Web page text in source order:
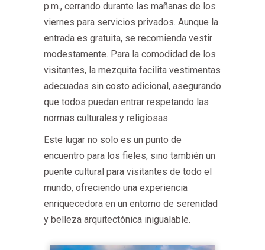
p.m., cerrando durante las mañanas de los
viernes para servicios privados. Aunque la
entrada es gratuita, se recomienda vestir
modestamente. Para la comodidad de los
visitantes, la mezquita facilita vestimentas
adecuadas sin costo adicional, asegurando
que todos puedan entrar respetando las
normas culturales y religiosas.
Este lugar no solo es un punto de
encuentro para los fieles, sino también un
puente cultural para visitantes de todo el
mundo, ofreciendo una experiencia
enriquecedora en un entorno de serenidad
y belleza arquitectónica inigualable.